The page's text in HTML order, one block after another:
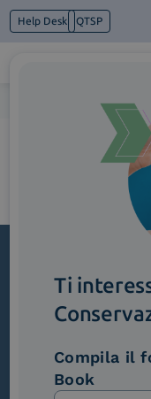
Help Desk QTSP
Cosa facciamo
Supply-
Iscriviti
Novità,
Scopri InNews
Ti
Compila il
Book